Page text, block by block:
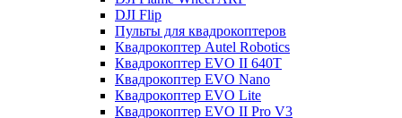
DJI Flip
Пульты для квадрокоптеров
Квадрокоптер Autel Robotics
Квадрокоптер EVO II 640T
Квадрокоптер EVO Nano
Квадрокоптер EVO Lite
Квадрокоптер EVO II Pro V3